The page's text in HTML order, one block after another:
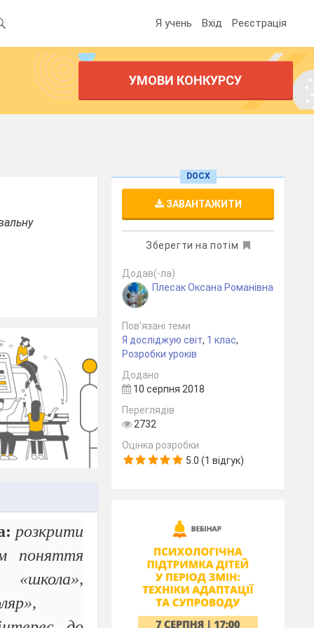
Я учень Вхід Реєстрація
УМОВИ КОНКУРСУ
розкрити
поняття
«школа»,
DOCX
ЗАВАНТАЖИТИ
Зберегти на потім
Додав(-ла)
Плесак Оксана Романівна
Пов’язані теми
Я досліджую світ, 1 клас,
Розробки уроків
Додано
10 серпня 2018
Переглядів
2732
Оцінка розробки
5.0 (1 відгук)